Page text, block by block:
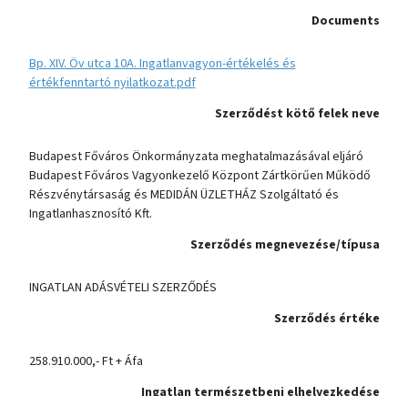
Documents
Bp. XIV. Öv utca 10A. Ingatlanvagyon-értékelés és
értékfenntartó nyilatkozat.pdf
Szerződést kötő felek neve
Budapest Főváros Önkormányzata meghatalmazásával eljáró
Budapest Főváros Vagyonkezelő Központ Zártkörűen Működő
Részvénytársaság és MEDIDÁN ÜZLETHÁZ Szolgáltató és
Ingatlanhasznosító Kft.
Szerződés megnevezése/típusa
INGATLAN ADÁSVÉTELI SZERZŐDÉS
Szerződés értéke
258.910.000,- Ft + Áfa
Ingatlan természetbeni elhelyezkedése